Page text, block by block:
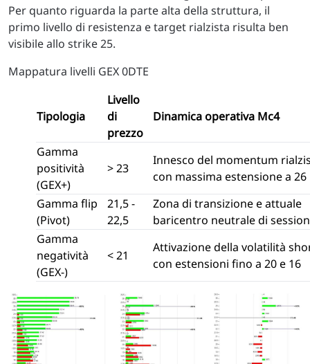
Per quanto riguarda la parte alta della struttura, il
primo livello di resistenza e target rialzista risulta ben
visibile allo strike 25.
Mappatura livelli GEX 0DTE
Tipologia
Livello
di
prezzo
Dinamica operativa Mc4
Gamma
positività
(GEX+)
> 23
Innesco del momentum
con massima estensione a 26
Gamma flip
(Pivot)
21,5 -
22,5
Zona di transizione e attuale
baricentro neutrale di
Gamma
negatività
(GEX-)
< 21
Attivazione della volatilità
con estensioni fino a 20 e 16